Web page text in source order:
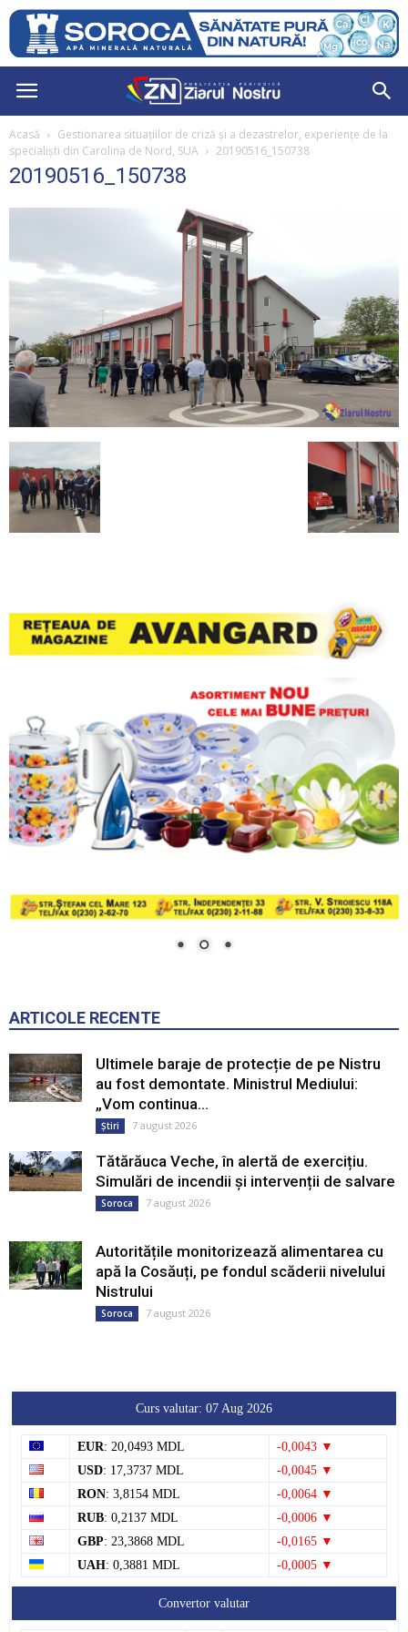
Acasă
Gestionarea situațiilor de criză și a dezastrelor, experiențe de la
specialiști din Carolina de Nord, SUA
20190516_150738
20190516_150738
ARTICOLE RECENTE
Ultimele baraje de protecție de pe Nistru
au fost demontate. Ministrul Mediului:
„Vom continua...
Știri 7 august 2026
Tătărăuca Veche, în alertă de exercițiu.
Simulări de incendii și intervenții de salvare
Soroca 7 august 2026
Autoritățile monitorizează alimentarea cu
apă la Cosăuți, pe fondul scăderii nivelului
Nistrului
Soroca 7 august 2026
Curs valutar: 07 Aug 2026
EUR: 20,0493 MDL
-0,0043 ▼
USD: 17,3737 MDL
-0,0045 ▼
RON: 3,8154 MDL
-0,0064 ▼
RUB: 0,2137 MDL
-0,0006 ▼
GBP: 23,3868 MDL
-0,0165 ▼
UAH: 0,3881 MDL -0,0005 ▼
Convertor valutar